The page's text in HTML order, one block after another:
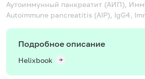
Аутоиммунный панкреатит (АИП),
Autoimmune pancreatitis (AIP), IgG4,
Подробное описание
Helixbook